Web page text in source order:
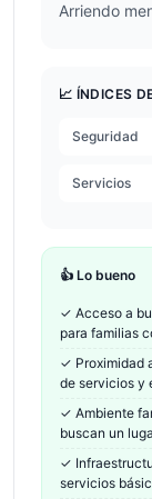
Arriendo
📈 ÍNDICES
Seguridad
Servicios
👍 Lo bueno
✓ Acceso a
para familias
✓ Proximidad
de servicios y
✓ Ambiente
buscan un
✓
servicios